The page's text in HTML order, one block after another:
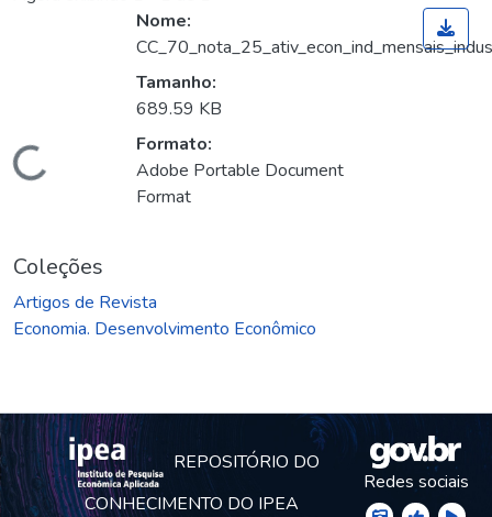
Nome:
Tamanho:
689.59 KB
Formato:
Adobe Portable Document
Format
Coleções
Artigos de Revista
Economia. Desenvolvimento Econômico
REPOSITÓRIO DO
CONHECIMENTO DO IPEA
Redes sociais